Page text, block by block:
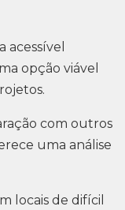
acessível
opção viável
com outros
uma análise
locais de difícil